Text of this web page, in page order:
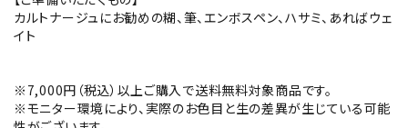
カルトナージュにお勧めの糊、筆、エンボスペン、ハサミ、あればウェ
イト
※7,000円（税込）以上ご購入で送料無料対象商品です。
※モニター環境により、実際のお色目と生の差異が生じている可能